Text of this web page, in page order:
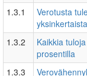
1.3.1
Verotusta
1.3.2
Kaikkia
prosentilla
1.3.3